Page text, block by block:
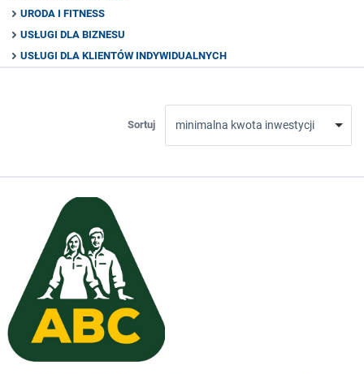
URODA I FITNESS
USŁUGI DLA BIZNESU
USŁUGI DLA KLIENTÓW INDYWIDUALNYCH
Sortuj minimalna kwota inwestycji